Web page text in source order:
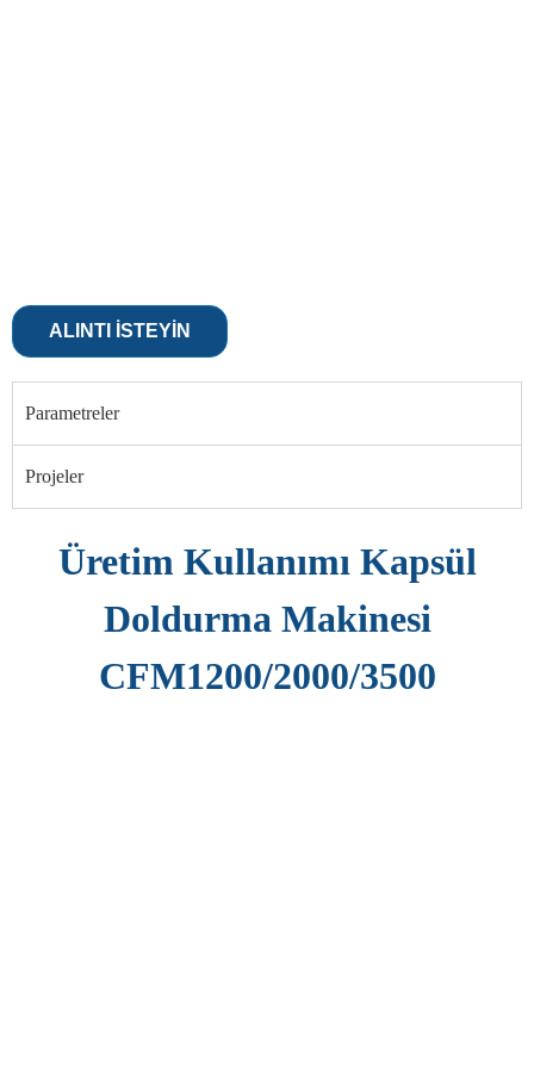
ALINTI ISTEYIN
Parametreler
Projeler
Üretim Kullanımı Kapsül
Doldurma Makinesi
CFM1200/2000/3500